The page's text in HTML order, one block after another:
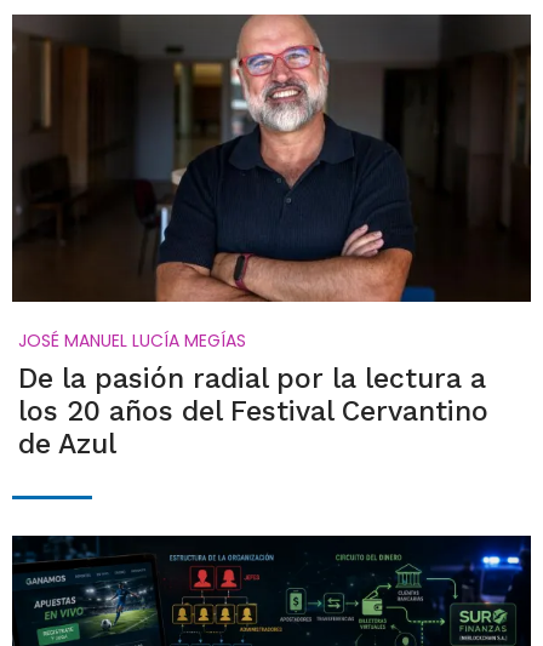
JOSÉ MANUEL LUCÍA MEGÍAS
De la pasión radial por la lectura a
los 20 años del Festival Cervantino
de Azul